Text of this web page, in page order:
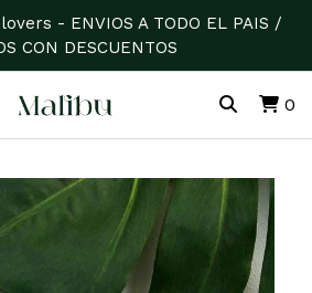
- ENVIOS A TODO EL PAIS /
CON DESCUENTOS
0